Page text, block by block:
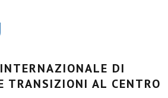
DI
TRANSIZIONI AL CENTRO